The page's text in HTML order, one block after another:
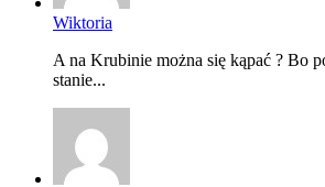
Wiktoria
A na Krubinie można się kąpać ? Bo
stanie...